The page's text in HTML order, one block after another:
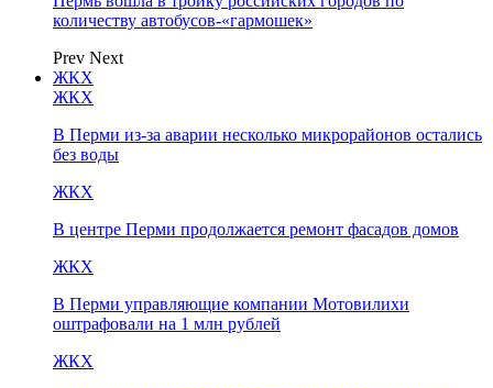
количеству автобусов-«гармошек»
Prev Next
ЖКХ
ЖКХ
В Перми из-за аварии несколько микрорайонов остались
без воды
ЖКХ
В центре Перми продолжается ремонт фасадов домов
ЖКХ
В Перми управляющие компании Мотовилихи
оштрафовали на 1 млн рублей
ЖКХ